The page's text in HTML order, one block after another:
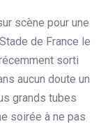
scène pour une
de France le
sorti
aucun doute un
grands tubes
soirée à ne pas